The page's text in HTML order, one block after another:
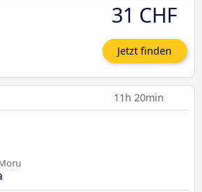
31 CHF
Jetzt finden
11h 20min